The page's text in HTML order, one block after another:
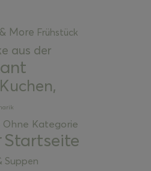
More Frühstück
aus der
Kuchen,
Ohne Kategorie
Startseite
Suppen